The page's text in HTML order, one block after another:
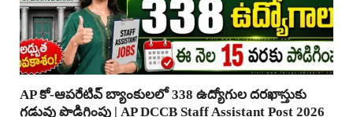
AP కో-ఆపరేటివ్ బ్యాంకులలో 338 ఉద్యోగుల దరఖాస్తుకు
గడువు పొడిగింపు | AP DCCB Staff Assistant Post 2026